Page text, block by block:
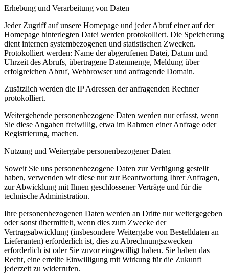
Erhebung und Verarbeitung von Daten
Jeder Zugriff auf unsere Homepage und jeder Abruf einer auf der
Homepage hinterlegten Datei werden protokolliert. Die Speicherung
dient internen systembezogenen und statistischen Zwecken.
Protokolliert werden: Name der abgerufenen Datei, Datum und
Uhrzeit des Abrufs, übertragene Datenmenge, Meldung über
erfolgreichen Abruf, Webbrowser und anfragende Domain.
Zusätzlich werden die IP Adressen der anfragenden Rechner
protokolliert.
Weitergehende personenbezogene Daten werden nur erfasst, wenn
Sie diese Angaben freiwillig, etwa im Rahmen einer Anfrage oder
Registrierung, machen.
Nutzung und Weitergabe personenbezogener Daten
Soweit Sie uns personenbezogene Daten zur Verfügung gestellt
haben, verwenden wir diese nur zur Beantwortung Ihrer Anfragen,
zur Abwicklung mit Ihnen geschlossener Verträge und für die
technische Administration.
Ihre personenbezogenen Daten werden an Dritte nur weitergegeben
oder sonst übermittelt, wenn dies zum Zwecke der
Vertragsabwicklung (insbesondere Weitergabe von Bestelldaten an
Lieferanten) erforderlich ist, dies zu Abrechnungszwecken
erforderlich ist oder Sie zuvor eingewilligt haben. Sie haben das
Recht, eine erteilte Einwilligung mit Wirkung für die Zukunft
jederzeit zu widerrufen.